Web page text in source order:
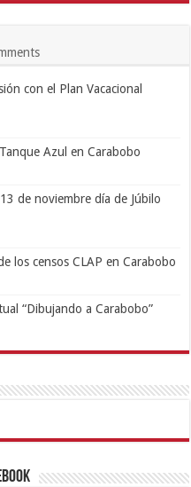
con el Plan Vacacional
Azul en Carabobo
de noviembre día de Júbilo
los censos CLAP en Carabobo
“Dibujando a Carabobo”